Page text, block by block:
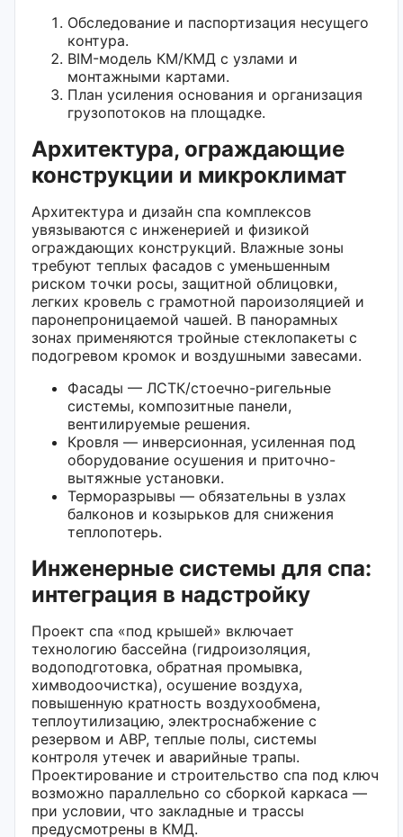
Обследование и паспортизация несущего
контура.
BIM-модель КМ/КМД с узлами и
монтажными картами.
План усиления основания и организация
грузопотоков на площадке.
Архитектура, ограждающие
конструкции и микроклимат
Архитектура и дизайн спа комплексов
увязываются с инженерией и физикой
ограждающих конструкций. Влажные зоны
требуют теплых фасадов с уменьшенным
риском точки росы, защитной облицовки,
легких кровель с грамотной пароизоляцией и
паронепроницаемой чашей. В панорамных
зонах применяются тройные стеклопакеты с
подогревом кромок и воздушными завесами.
Фасады — ЛСТК/стоечно-ригельные
системы, композитные панели,
вентилируемые решения.
Кровля — инверсионная, усиленная под
оборудование осушения и приточно-
вытяжные установки.
Терморазрывы — обязательны в узлах
балконов и козырьков для снижения
теплопотерь.
Инженерные системы для спа:
интеграция в надстройку
Проект спа «под крышей» включает
технологию бассейна (гидроизоляция,
водоподготовка, обратная промывка,
химводоочистка), осушение воздуха,
повышенную кратность воздухообмена,
теплоутилизацию, электроснабжение с
резервом и АВР, теплые полы, системы
контроля утечек и аварийные трапы.
Проектирование и строительство спа под ключ
возможно параллельно со сборкой каркаса —
при условии, что закладные и трассы
предусмотрены в КМД.